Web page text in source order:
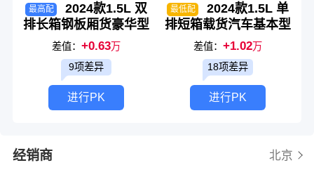
最高配
2024款1.5L 双
排长箱钢板厢货豪华型
差值：+0.63万
9项差异
进行PK
最低配
2024款1.5L 单
排短箱载货汽车基本型
差值： +1.02万
18项差异
进行PK
经销商 北京